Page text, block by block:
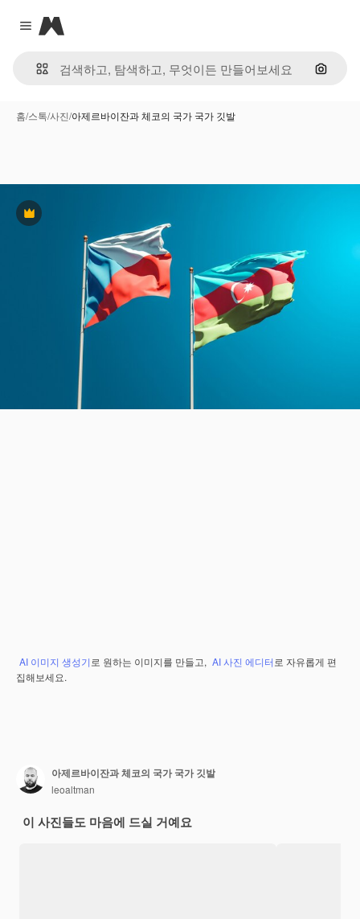
Close menu
Magnific
이미지
홈/스톡/사진/아제르바이잔과 체코의 국가 국가 깃발
프리미엄
AI 이미지 생성기 로 원하는 이미지를 만들고, AI 사진 에디터 로 자유롭게 편
집해보세요.
아제르바이잔과 체코의 국가 국가 깃발
leoaltman
이 사진들도 마음에 드실 거예요